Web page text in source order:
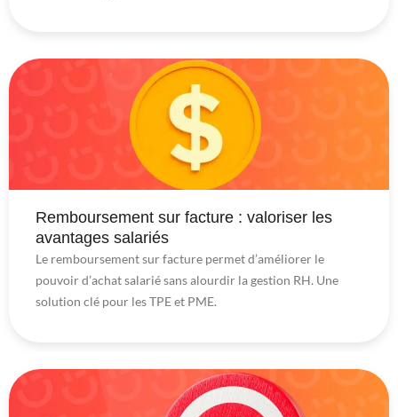
Remboursement sur facture : valoriser les
avantages salariés
Le remboursement sur facture permet d’améliorer le
pouvoir d’achat salarié sans alourdir la gestion RH. Une
solution clé pour les TPE et PME.